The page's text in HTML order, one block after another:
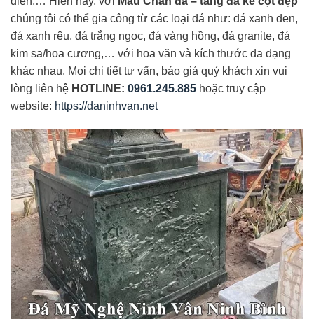
chúng tôi có thể gia công từ các loại đá như: đá xanh đen,
đá xanh rêu, đá trắng ngọc, đá vàng hồng, đá granite, đá
kim sa/hoa cương,… với hoa văn và kích thước đa dạng
khác nhau. Mọi chi tiết tư vấn, báo giá quý khách xin vui
lòng liên hệ HOTLINE: 0961.245.885 hoặc truy cập
website: https://daninhvan.net